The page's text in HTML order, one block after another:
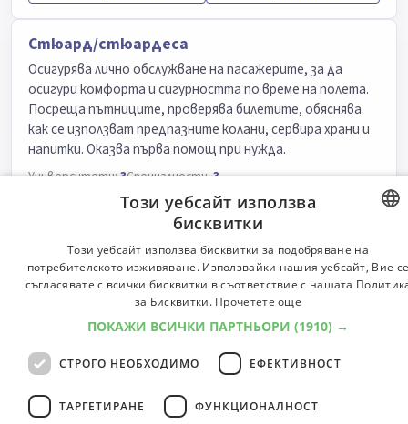
Стюард/стюардеса
Осигурява лично обслужване на пасажерите, за да
осигури комфорта и сигурността по време на полета.
Посреща пътниците, проверява билетите, обяснява
как се използват предпазните колани, сервира храни и
напитки. Оказва първа помощ при нужда.
Университети:3Специалности:3
Университети Специалности
професии 1 2 3 4 5 6 27
© 2000-2026 ФБО. Всички права запазени.
BULGARIAN
ENGLISH
Този уебсайт използва
бисквитки
Този уебсайт използва бисквитки за подобряване на
потребителското изживяване. Използвайки нашия уебсайт, Вие
съгласявате с всички бисквитки в съответствие с нашата
за Бисквитки. Прочетете още
ПОКАЖИ ВСИЧКИ ПАРТНЬОРИ (1910) →
СТРОГО НЕОБХОДИМО ЕФЕКТИВНОСТ
ТАРГЕТИРАНЕ ФУНКЦИОНАЛНОСТ